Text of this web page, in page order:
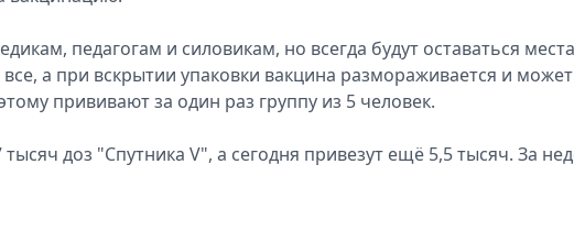
педагогам и силовикам, но всегда будут оставаться
а при вскрытии упаковки вакцина размораживается и
прививают за один раз группу из 5 человек.
доз "Спутника V", а сегодня привезут ещё 5,5 тысяч. За